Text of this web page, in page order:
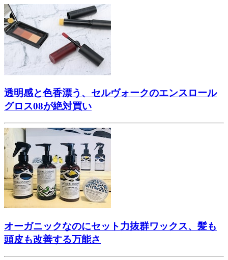
透明感と色香漂う、セルヴォークのエンスロール
グロス08が絶対買い
オーガニックなのにセット力抜群ワックス、髪も
頭皮も改善する万能さ